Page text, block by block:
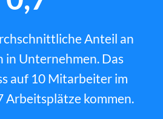
Anteil an
in Unternehmen. Das
auf 10 Mitarbeiter im
Arbeitsplätze kommen.